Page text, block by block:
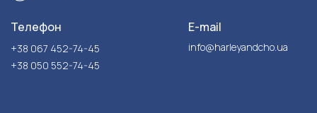
Телефон
+38 067 452-74-45
+38 050 552-74-45
E-mail
info@harleyandcho.ua